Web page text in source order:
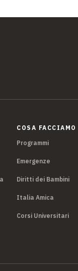
COSA FACCIAMO
Programmi
Emergenze
Diritti dei Bambini
Italia Amica
Corsi Universitari